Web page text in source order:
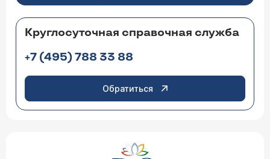
Круглосуточная справочная служба
+7 (495) 788 33 88
Обратиться